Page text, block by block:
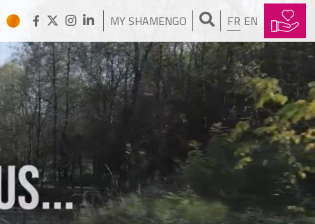
MY SHAMENGO FR EN